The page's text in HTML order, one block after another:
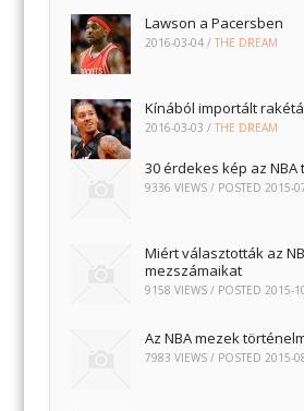
Lawson a Pacersben
2016-03-04 /THE DREAM
Kínából importált
2016-03-03 /THE DREAM
30 érdekes kép az
9336 VIEWS / POSTED2015-
Miért választották az
mezszámaikat
9158 VIEWS / POSTED2015-
Az NBA mezek
7983 VIEWS / POSTED 2015-